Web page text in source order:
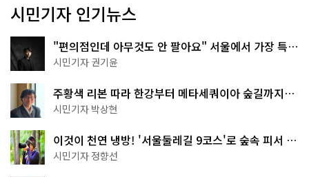
시민기자 인기뉴스
"편의점인데 아무것도 안 팔아요" 서울에서 가장 특별
한 편의점의 정체
시민기자 권기윤
주황색 리본 따라 한강부터 메타세쿼이아 숲길까지…
서울둘레길 15코스
시민기자 박상현
이것이 천연 냉방! '서울둘레길 9코스'로 숲속 피서 떠
나볼까
시민기자 정향선